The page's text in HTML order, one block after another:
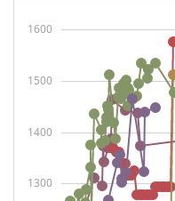
1300
1400
1500
1600